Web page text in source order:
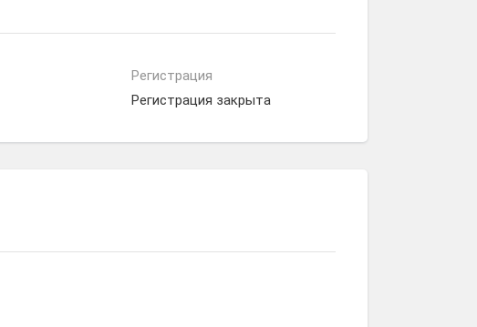
Регистрация
Регистрация закрыта